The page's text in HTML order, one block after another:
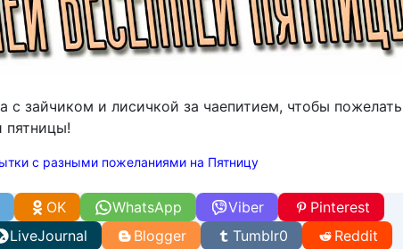
с зайчиком и лисичкой за чаепитием, чтобы
пятницы!
с разными пожеланиями на Пятницу
WhatsApp Viber
OK
LiveJournal
Tumblr0
Pinterest
Reddit
Blogger